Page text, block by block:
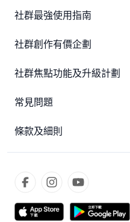
社群最強使用指南
社群創作有價企劃
社群焦點功能及升級計劃
常見問題
條款及細則